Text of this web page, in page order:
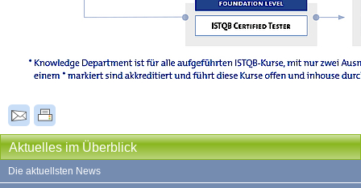
Aktuelles im Überblick
Die aktuellsten News